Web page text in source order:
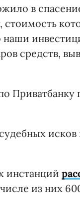
в
средств,
Приватбанку
инстанций
из них